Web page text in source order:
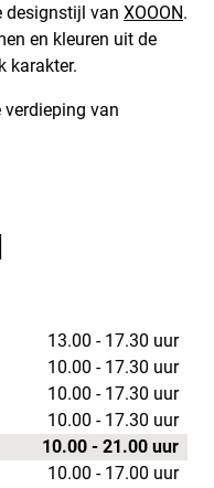
designstijl van XOOON.
en kleuren uit de
karakter.
verdieping van
13.00 - 17.30 uur
10.00 - 17.30 uur
10.00 - 17.30 uur
10.00 - 17.30 uur
10.00 - 21.00 uur
10.00 - 17.00 uur